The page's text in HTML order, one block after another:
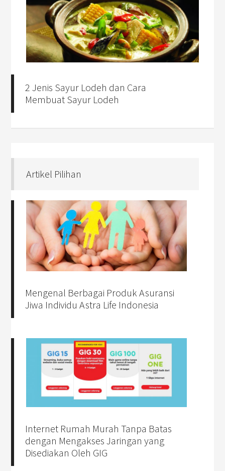
2 Jenis Sayur Lodeh dan Cara
Membuat Sayur Lodeh
Artikel Pilihan
Mengenal Berbagai Produk Asuransi
Jiwa Individu Astra Life Indonesia
Internet Rumah Murah Tanpa Batas
dengan Mengakses Jaringan yang
Disediakan Oleh GIG